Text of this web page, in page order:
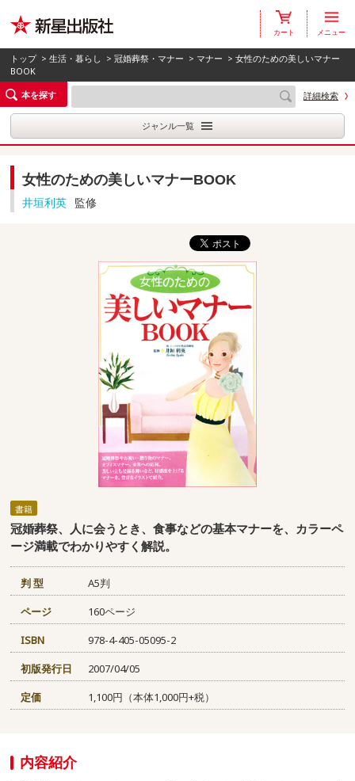
カート メニュー
トップ >生活・暮らし >冠婚葬祭・マナー > マナー > 女性のための美しいマナー
BOOK
本を探す
詳細検索
ジャンル一覧
女性のための美しいマナーBOOK
井垣利英 監修
書籍
冠婚葬祭、人に会うとき、食事などの基本マナーを、カラーペ
ージ満載でわかりやすく解説。
判 型
A5判
ページ
160ページ
ISBN
978-4-405-05095-2
初版発行日
2007/04/05
定価
1,100円（本体1,000円+税）
内容紹介